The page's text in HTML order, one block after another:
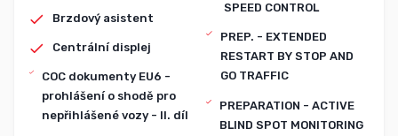
Brzdový asistent
Centrální displej
COC dokumenty EU6 -
prohlášení o shodě pro
nepřihlášené vozy - II. díl
SPEED CONTROL
PREP. - EXTENDED
RESTART BY STOP AND
GO TRAFFIC
PREPARATION - ACTIVE
BLIND SPOT MONITORING